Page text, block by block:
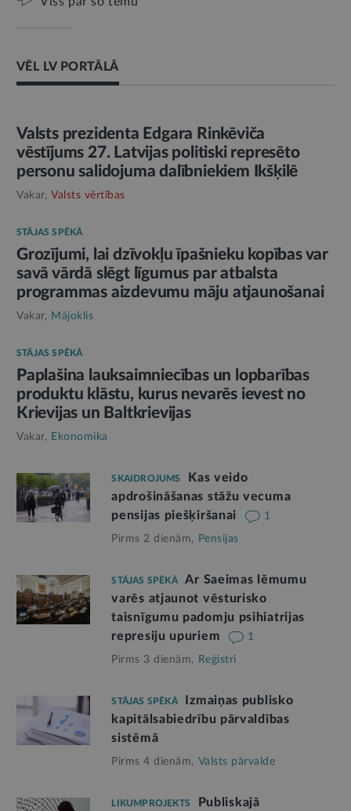
VĒL LV PORTĀLĀ
AMATPERSONAS RUNA
Valsts prezidenta Edgara Rinkēviča
vēstījums 27. Latvijas politiski represēto
personu salidojuma dalībniekiem Ikšķilē
Vakar, Valsts vērtības
STĀJAS SPĒKĀ
Grozījumi, lai dzīvokļu īpašnieku kopības var
savā vārdā slēgt līgumus par atbalsta
programmas aizdevumu māju atjaunošanai
Vakar, Mājoklis
STĀJAS SPĒKĀ
Paplašina lauksaimniecības un lopbarības
produktu klāstu, kurus nevarēs ievest no
Krievijas un Baltkrievijas
Vakar, Ekonomika
SKAIDROJUMS
Kas veido
apdrošināšanas stāžu vecuma
pensijas piešķiršanai
1
Pirms 2 dienām, Pensijas
STĀJAS SPĒKĀ
Ar Saeimas lēmumu
varēs atjaunot vēsturisko
taisnīgumu padomju psihiatrijas
represiju upuriem
1
Pirms 3 dienām, Reģistri
STĀJAS SPĒKĀ
Izmaiņas publisko
kapitālsabiedrību pārvaldības
sistēmā
Pirms 4 dienām, Valsts pārvalde
LIKUMPROJEKTS
Publiskajā